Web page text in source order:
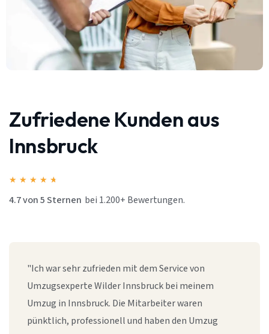
Zufriedene Kunden aus
Innsbruck
★ ★ ★ ★ ★
4.7 von 5 Sternen bei 1.200+ Bewertungen.
"Ich war sehr zufrieden mit dem Service von
Umzugsexperte Wilder Innsbruck bei meinem
Umzug in Innsbruck. Die Mitarbeiter waren
pünktlich, professionell und haben den Umzug